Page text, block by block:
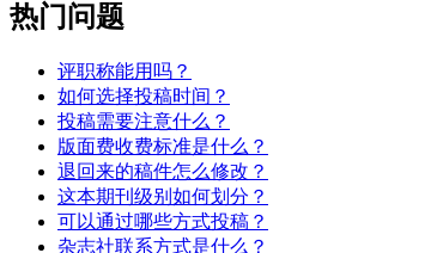
热门问题
评职称能用吗？
如何选择投稿时间？
投稿需要注意什么？
版面费收费标准是什么？
退回来的稿件怎么修改？
这本期刊级别如何划分？
可以通过哪些方式投稿？
杂志社联系方式是什么？